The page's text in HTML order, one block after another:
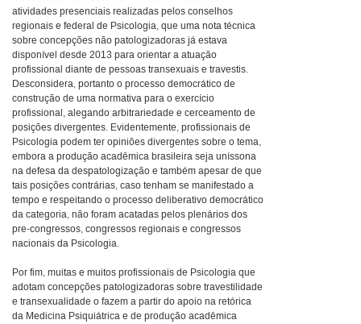
atividades presenciais realizadas pelos conselhos
regionais e federal de Psicologia, que uma nota técnica
sobre concepções não patologizadoras já estava
disponível desde 2013 para orientar a atuação
profissional diante de pessoas transexuais e travestis.
Desconsidera, portanto o processo democrático de
construção de uma normativa para o exercício
profissional, alegando arbitrariedade e cerceamento de
posições divergentes. Evidentemente, profissionais de
Psicologia podem ter opiniões divergentes sobre o tema,
embora a produção acadêmica brasileira seja uníssona
na defesa da despatologização e também apesar de que
tais posições contrárias, caso tenham se manifestado a
tempo e respeitando o processo deliberativo democrático
da categoria, não foram acatadas pelos plenários dos
pre-congressos, congressos regionais e congressos
nacionais da Psicologia.
Por fim, muitas e muitos profissionais de Psicologia que
adotam concepções patologizadoras sobre travestilidade
e transexualidade o fazem a partir do apoio na retórica
da Medicina Psiquiátrica e de produção acadêmica